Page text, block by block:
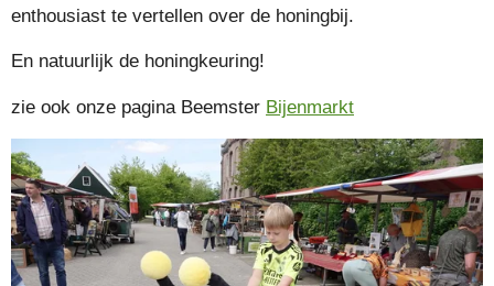
enthousiast te vertellen over de honingbij.
En natuurlijk de honingkeuring!
zie ook onze pagina Beemster Bijenmarkt